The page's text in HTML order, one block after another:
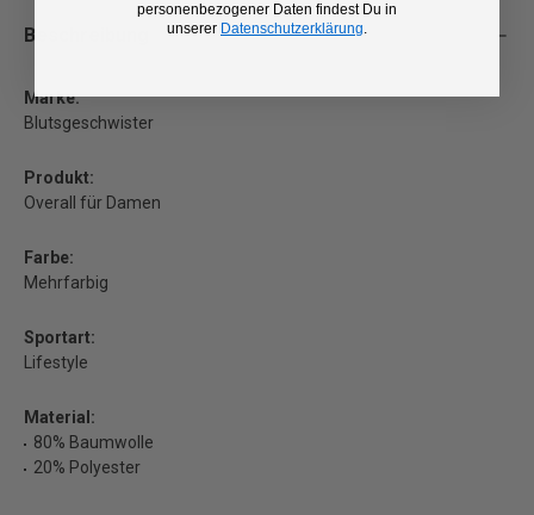
Beschreibung
Marke:
Blutsgeschwister
Produkt:
Overall für Damen
Farbe:
Mehrfarbig
Sportart:
Lifestyle
Material:
80% Baumwolle
20% Polyester
personenbezogener Daten findest Du in
unserer Datenschutzerklärung.